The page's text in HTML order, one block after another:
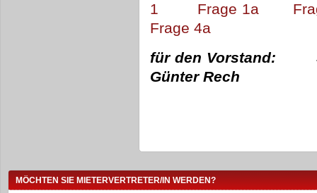
1
Frage 1a
Frage 4a
für den Vorstand:
Günter Rech
MÖCHTEN SIE MIETERVERTRETER/IN WERDEN?